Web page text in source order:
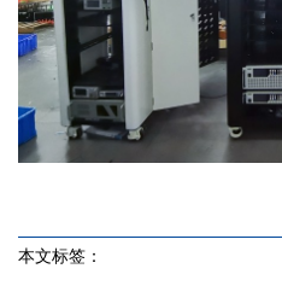
本文标签：